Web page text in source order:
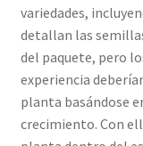
variedades,
detallan las
del paquete, pero
experiencia
planta basándose
crecimiento. Con